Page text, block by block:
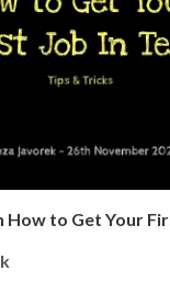
How to Get Your